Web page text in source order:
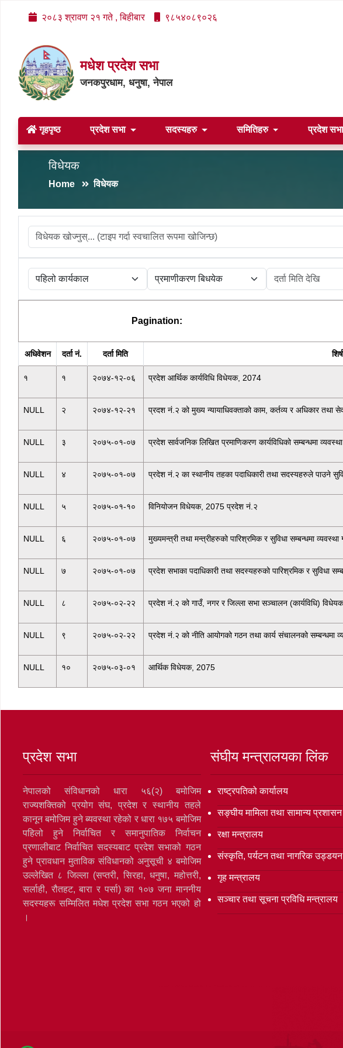
२०८३ श्रावण २१ गते , बिहीबार ९८५४०८९०२६
मधेश प्रदेश सभा
जनकपुरधाम, धनुषा, नेपाल
गृहपृष्ठ प्रदेश सभा सदस्यहरु समितिहरु प्रदेश
विधेयक
Home विधेयक
Pagination:
अधिवेशन दर्ता नं. दर्ता मिति
१ १ २०७४-१२-०६ प्रदेश आर्थिक कार्यविधि विधेयक, 2074
NULL २ २०७४-१२-२१ प्रदश नं.२ को मुख्य न्यायाधिवक्ताको काम, कर्तव्य र अधिकार तथा
NULL ३ २०७५-०१-०७ प्रदेश सार्वजनिक लिखित प्रमाणिकरण कार्यविधिको सम्बन्धमा
NULL ४ २०७५-०१-०७ प्रदेश नं.२ का स्थानीय तहका पदाधिकारी तथा सदस्यहरुले पाउने
NULL ५ २०७५-०१-१० विनियोजन विधेयक, 2075 प्रदेश नं.२
NULL ६ २०७५-०१-०७ मुख्यमन्त्री तथा मन्त्रीहरुको पारिश्रमिक र सुविधा सम्बन्धमा
NULL ७ २०७५-०१-०७ प्रदेश सभाका पदाधिकारी तथा सदस्यहरुको पारिश्रमिक र सुविधा
NULL ८ २०७५-०२-२२ प्रदेश नं.२ को गाउँ, नगर र जिल्ला सभा सञ्चालन (कार्यविधि)
NULL ९ २०७५-०२-२२ प्रदेश नं.२ को नीति आयोगको गठन तथा कार्य संचालनको सम्बन्धमा
NULL १० २०७५-०३-०१ आर्थिक विधेयक, 2075
प्रदेश सभा
नेपालको संविधानको धारा ५६(२) बमोजिम
राज्यशक्तिको प्रयोग संघ, प्रदेश र स्थानीय तहले
कानून बमोजिम हुने ब्यवस्था रहेको र धारा १७५ बमोजिम
पहिलो हुने निर्वाचित र समानुपातिक निर्वाचन
प्रणालीबाट निर्वाचित सदस्यबाट प्रदेश सभाको गठन
हुने प्रावधान मुताविक संविधानको अनुसूची ४ बमोजिम
उल्लेखित ८ जिल्ला (सप्तरी, सिरहा, धनुषा, महोत्तरी,
सर्लाही, रौतहट, बारा र पर्सा) का १०७ जना माननीय
सदस्यहरू सम्मिलित मधेश प्रदेश सभा गठन भएको हो
।
संघीय मन्त्रालयका लिंक
राष्ट्रपतिको कार्यालय
सङ्‍घीय मामिला तथा सामान्य
रक्षा मन्त्रालय
संस्कृति, पर्यटन तथा नागरिक उड्डयन
गृह मन्त्रालय
सञ्‍चार तथा सूचना प्रविधि मन्त्रालय